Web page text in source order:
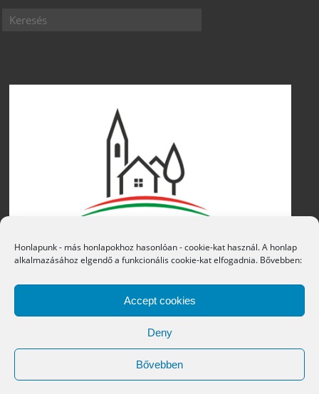
Honlapunk - más honlapokhoz hasonlóan - cookie-kat használ. A honlap
alkalmazásához elgendő a funkcionális cookie-kat elfogadnia. Bővebben:
Accept cookies
Deny
Bővebben